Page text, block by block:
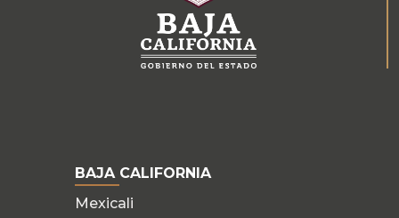
BAJA CALIFORNIA
Mexicali